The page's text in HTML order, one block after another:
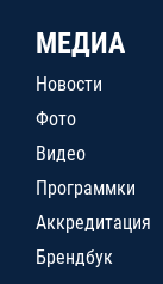
МЕДИА
Новости
Фото
Видео
Программки
Аккредитация
Брендбук